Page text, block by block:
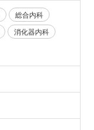
総合内科
消化器内科